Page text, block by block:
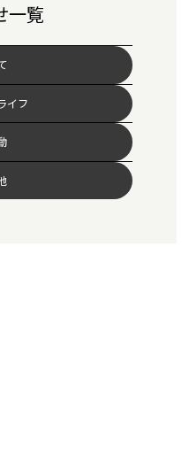
一覧
イフ